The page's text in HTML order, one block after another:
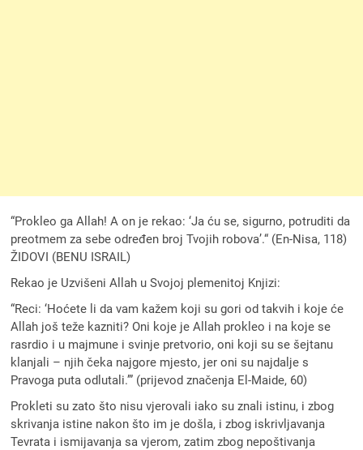
“Prokleo ga Allah! A on je rekao: ‘Ja ću se, sigurno, potruditi da
preotmem za sebe određen broj Tvojih robova’.“ (En-Nisa, 118)
ŽIDOVI (BENU ISRAIL)
Rekao je Uzvišeni Allah u Svojoj plemenitoj Knjizi:
“Reci: ‘Hoćete li da vam kaž‍em koji su gori od takvih i koje će
Allah još tež‍e kazniti? Oni koje je Allah prokleo i na koje se
rasrdio i u majmune i svinje pretvorio, oni koji su se šejtanu
klanjali – njih čeka najgore mjesto, jer oni su najdalje s
Pravoga puta odlutali.’” (prijevod značenja El-Maide, 60)
Prokleti su zato što nisu vjerovali iako su znali istinu, i zbog
skrivanja istine nakon što im je došla, i zbog iskrivljavanja
Tevrata i ismijavanja sa vjerom, zatim zbog nepoštivanja